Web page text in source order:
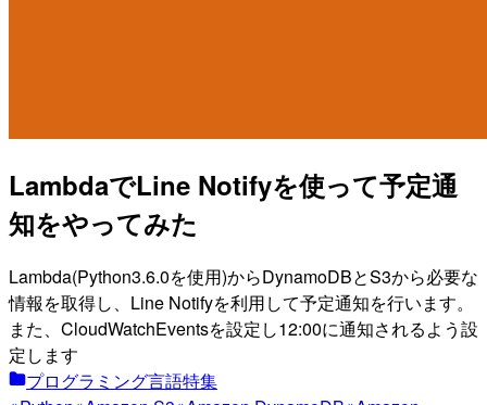
LambdaでLine Notifyを使って予定通
知をやってみた
Lambda(Python3.6.0を使用)からDynamoDBとS3から必要な
情報を取得し、Line Notifyを利用して予定通知を行います。
また、CloudWatchEventsを設定し12:00に通知されるよう設
定します
プログラミング言語特集